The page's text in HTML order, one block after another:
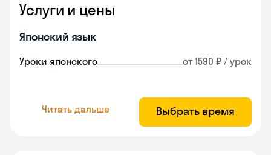
Услуги и цены
Японский язык
Уроки японского от 1590 ₽ / урок
Читать дальше Выбрать время